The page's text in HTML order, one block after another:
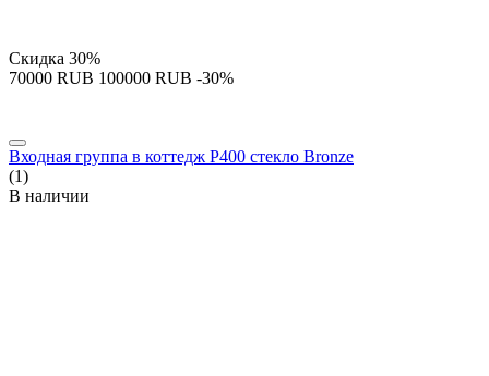
Скидка 30%
‍70000‍ RUB ‍100000‍ RUB -30%
Входная группа в коттедж P400 стекло Bronze
(1)
В наличии